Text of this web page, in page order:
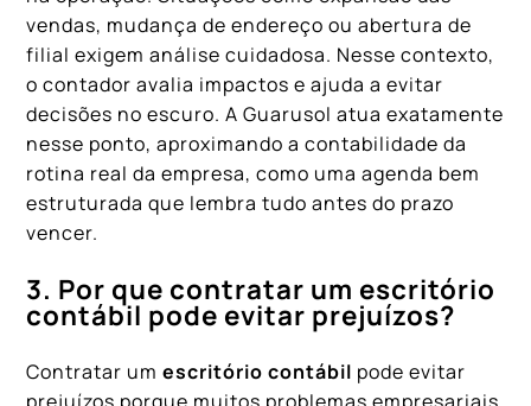
vendas, mudança de endereço ou abertura de
filial exigem análise cuidadosa. Nesse contexto,
o contador avalia impactos e ajuda a evitar
decisões no escuro. A Guarusol atua exatamente
nesse ponto, aproximando a contabilidade da
rotina real da empresa, como uma agenda bem
estruturada que lembra tudo antes do prazo
vencer.
3. Por que contratar um escritório
contábil pode evitar prejuízos?
Contratar umescritório contábil pode evitar